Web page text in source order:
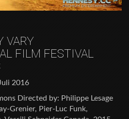
VARY
FILM FESTIVAL
2016
Directed by: Philippe Lesage
Grenier, Pier-Luc Funk,